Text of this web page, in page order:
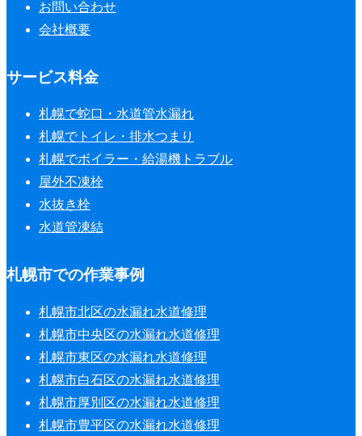
お問い合わせ
会社概要
サービス料金
札幌で蛇口・水道管水漏れ
札幌でトイレ・排水つまり
札幌でボイラー・給湯機トラブル
屋外不凍栓
水抜き栓
水道管凍結
札幌市での作業事例
札幌市北区の水漏れ水道修理
札幌市中央区の水漏れ水道修理
札幌市東区の水漏れ水道修理
札幌市白石区の水漏れ水道修理
札幌市厚別区の水漏れ水道修理
札幌市豊平区の水漏れ水道修理